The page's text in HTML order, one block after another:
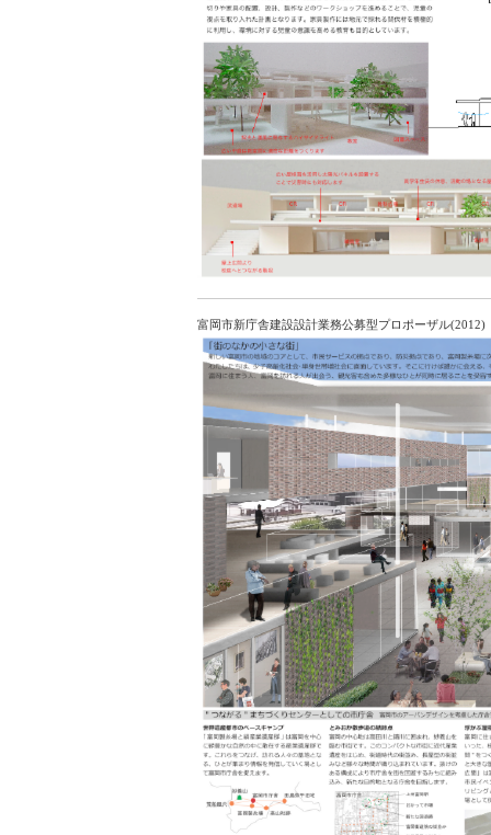
富岡市新庁舎建設設計業務公募型プロポーザル(2012)